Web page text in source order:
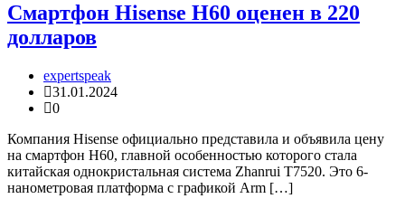
Смартфон Hisense H60 оценен в 220
долларов
expertspeak
31.01.2024
0
Компания Hisense официально представила и объявила цену
на смартфон H60, главной особенностью которого стала
китайская однокристальная система Zhanrui T7520. Это 6-
нанометровая платформа с графикой Arm […]